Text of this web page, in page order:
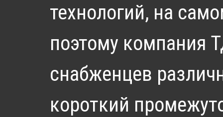
технологий, на
поэтому компания
снабженцев
короткий